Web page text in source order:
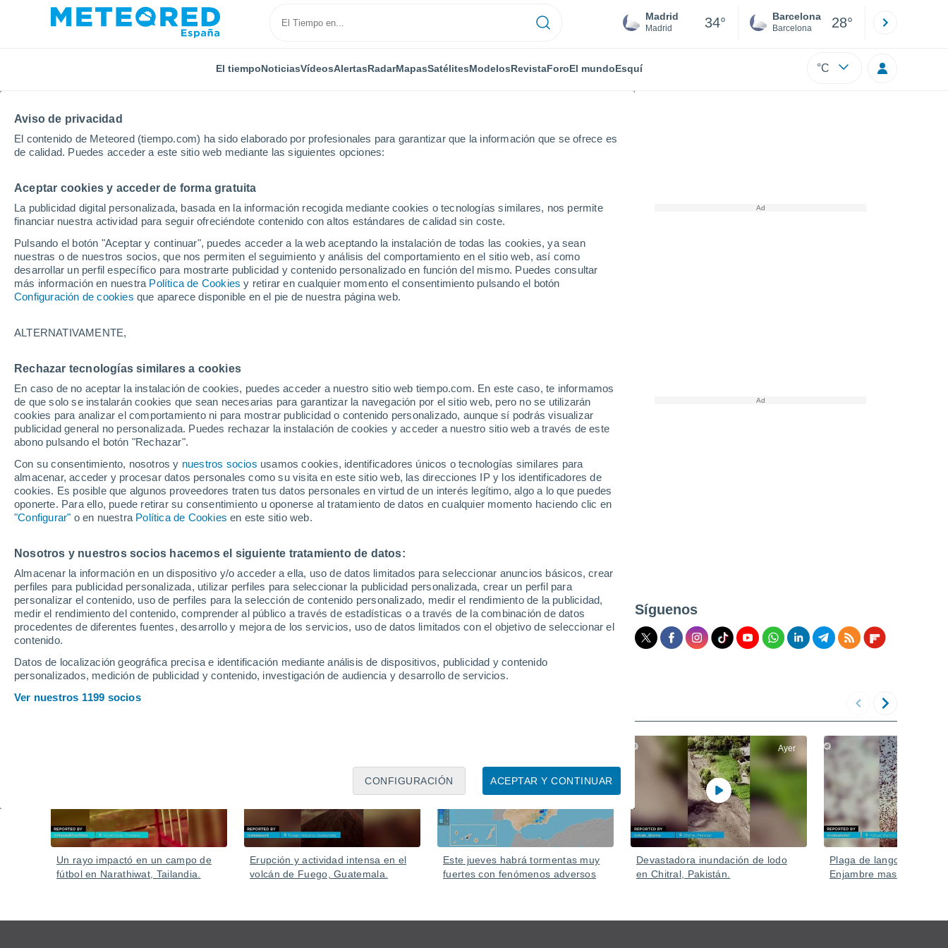
Aviso de privacidad
El contenido de Meteored (tiempo.com) ha sido elaborado por profesionales para garantizar que la información que se ofrece es
de calidad. Puedes acceder a este sitio web mediante las siguientes opciones:
Aceptar cookies y acceder de forma gratuita
La publicidad digital personalizada, basada en la información recogida mediante cookies o tecnologías similares, nos permite
financiar nuestra actividad para seguir ofreciéndote contenido con altos estándares de calidad sin coste.
Pulsando el botón "Aceptar y continuar", puedes acceder a la web aceptando la instalación de todas las cookies, ya sean
nuestras o de nuestros socios, que nos permiten el seguimiento y análisis del comportamiento en el sitio web, así como
desarrollar un perfil específico para mostrarte publicidad y contenido personalizado en función del mismo. Puedes consultar
más información en nuestra Política de Cookies y retirar en cualquier momento el consentimiento pulsando el botón
Configuración de cookies que aparece disponible en el pie de nuestra página web.
ALTERNATIVAMENTE,
Rechazar tecnologías similares a cookies
En caso de no aceptar la instalación de cookies, puedes acceder a nuestro sitio web tiempo.com. En este caso, te informamos
de que solo se instalarán cookies que sean necesarias para garantizar la navegación por el sitio web, pero no se utilizarán
cookies para analizar el comportamiento ni para mostrar publicidad o contenido personalizado, aunque sí podrás visualizar
publicidad general no personalizada. Puedes rechazar la instalación de cookies y acceder a nuestro sitio web a través de este
abono pulsando el botón "Rechazar".
Con su consentimiento, nosotros y nuestros socios usamos cookies, identificadores únicos o tecnologías similares para
almacenar, acceder y procesar datos personales como su visita en este sitio web, las direcciones IP y los identificadores de
cookies. Es posible que algunos proveedores traten tus datos personales en virtud de un interés legítimo, algo a lo que puedes
oponerte. Para ello, puede retirar su consentimiento u oponerse al tratamiento de datos en cualquier momento haciendo clic en
"Configurar" o en nuestra Política de Cookies en este sitio web.
Nosotros y nuestros socios hacemos el siguiente tratamiento de datos:
Almacenar la información en un dispositivo y/o acceder a ella, uso de datos limitados para seleccionar anuncios básicos, crear
perfiles para publicidad personalizada, utilizar perfiles para seleccionar la publicidad personalizada, crear un perfil para
personalizar el contenido, uso de perfiles para la selección de contenido personalizado, medir el rendimiento de la publicidad,
medir el rendimiento del contenido, comprender al público a través de estadísticas o a través de la combinación de datos
procedentes de diferentes fuentes, desarrollo y mejora de los servicios, uso de datos limitados con el objetivo de seleccionar el
contenido.
Datos de localización geográfica precisa e identificación mediante análisis de dispositivos, publicidad y contenido
personalizados, medición de publicidad y contenido, investigación de audiencia y desarrollo de servicios.
Ver nuestros 1199 socios
ACEPTAR Y CONTINUAR
CONFIGURACIÓN
Madrid
Madrid 34° Barcelona
Barcelona 28°
El tiempoNoticiasVídeosAlertasRadarMapasSatélitesModelosRevistaForoEl mundoEsquí °C
Inicio Vídeos El tifón Fung Wong deja gran parte de Xinan (Taiwán) bajo el agua. Miles de personas fueron evacuadas
El tifón Fung Wong deja gran parte de Xinan
(Taiwán) bajo el agua. Miles de personas fueron
evacuadas
El tifón, ya debilitado, dejó al menos 51 heridos en Taiwán y provocó el cierre de escuelas y oficinas en varias
Síguenos
Vídeos
Un rayo impactó en un campo de
fútbol en Narathiwat, Tailandia.
Erupción y actividad intensa en el
volcán de Fuego, Guatemala.
Este jueves habrá tormentas muy
fuertes con fenómenos adversos
Ayer
Devastadora inundación de lodo
en Chitral, Pakistán.
Plaga de langostas en
Enjambre masivo en